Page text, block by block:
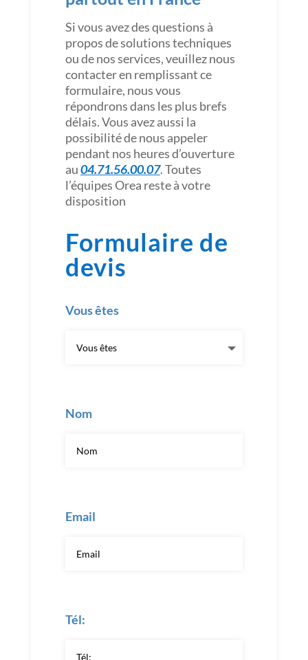
Si vous avez des questions à
propos de solutions techniques
ou de nos services, veuillez nous
contacter en remplissant ce
formulaire, nous vous
répondrons dans les plus brefs
délais. Vous avez aussi la
possibilité de nous appeler
pendant nos heures d’ouverture
au04.71.56.00.07. Toutes
l’équipes Orea reste à votre
disposition
Formulaire de
devis
Vous êtes
Nom
Email
Tél: